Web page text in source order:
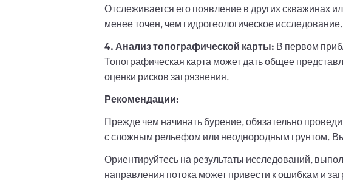
Отслеживается его появление в других скважинах
менее точен, чем гидрогеологическое исследование.
4. Анализ топографической карты: В первом
Топографическая карта может дать общее
оценки рисков загрязнения.
Рекомендации:
Прежде чем начинать бурение, обязательно
с сложным рельефом или неоднородным грунтом.
Ориентируйтесь на результаты исследований,
направления потока может привести к ошибкам и